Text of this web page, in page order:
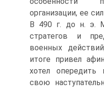
организации, ее
B 490 г. до н. э.
стратегов и
военных
итоге привел
хотел
свою